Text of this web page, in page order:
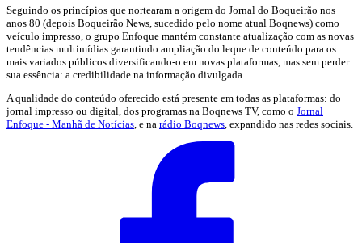
Seguindo os princípios que nortearam a origem do Jornal do Boqueirão nos
anos 80 (depois Boqueirão News, sucedido pelo nome atual Boqnews) como
veículo impresso, o grupo Enfoque mantém constante atualização com as novas
tendências multimídias garantindo ampliação do leque de conteúdo para os
mais variados públicos diversificando-o em novas plataformas, mas sem perder
sua essência: a credibilidade na informação divulgada.
A qualidade do conteúdo oferecido está presente em todas as plataformas: do
jornal impresso ou digital, dos programas na Boqnews TV, como o Jornal
Enfoque - Manhã de Notícias , e na rádio Boqnews , expandido nas redes sociais.